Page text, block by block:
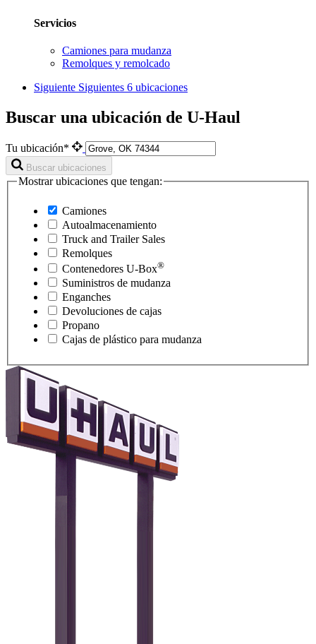
Servicios
Camiones para mudanza
Remolques y remolcado
Siguiente Siguientes 6 ubicaciones
Buscar una ubicación de U-Haul
Tu ubicación*
Buscar ubicaciones
Mostrar ubicaciones que tengan:
Camiones
Autoalmacenamiento
Truck and Trailer Sales
Remolques
Contenedores U-Box®
Suministros de mudanza
Enganches
Devoluciones de cajas
Propano
Cajas de plástico para mudanza